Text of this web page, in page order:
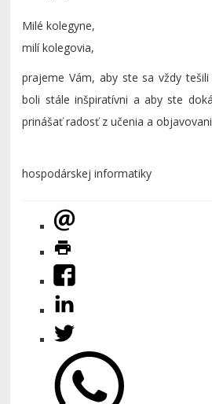
Milé kolegyne,
milí kolegovia,
prajeme Vám, aby ste sa vždy
boli stále inšpiratívni a aby ste
prinášať radosť z učenia a
vedenie
hospodárskej informatiky